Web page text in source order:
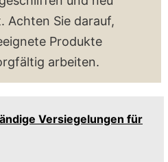
Achten Sie darauf,
Produkte
arbeiten.
Versiegelungen für